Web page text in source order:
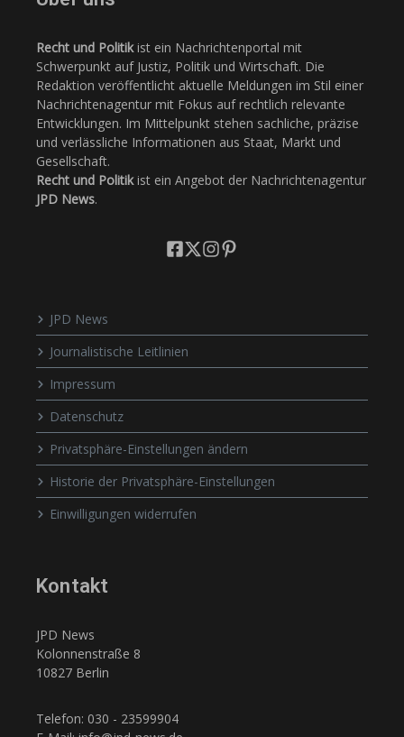
Recht und Politikist ein Nachrichtenportal mit
Schwerpunkt auf Justiz, Politik und Wirtschaft. Die
Redaktion veröffentlicht aktuelle Meldungen im Stil einer
Nachrichtenagentur mit Fokus auf rechtlich relevante
Entwicklungen. Im Mittelpunkt stehen sachliche, präzise
und verlässliche Informationen aus Staat, Markt und
Gesellschaft.
Recht und Politikist ein Angebot der Nachrichtenagentur
JPD News.
JPD News
Journalistische Leitlinien
Impressum
Datenschutz
Privatsphäre-Einstellungen ändern
Historie der Privatsphäre-Einstellungen
Einwilligungen widerrufen
Kontakt
JPD News
Kolonnenstraße 8
10827 Berlin
Telefon: 030 - 23599904